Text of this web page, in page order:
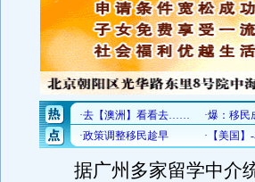
据广州多家留学中介统